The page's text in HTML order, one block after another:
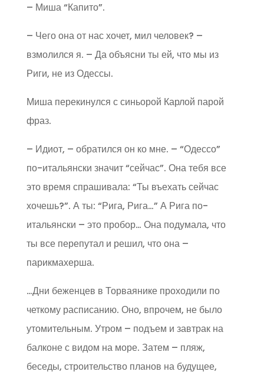
– Миша “Капито”.
– Чего она от нас хочет, мил человек? –
взмолился я. – Да объясни ты ей, что мы из
Риги, не из Одессы.
Миша перекинулся с синьорой Карлой парой
фраз.
– Идиот, – обратился он ко мне. – “Одессо”
по-итальянски значит “сейчас”. Она тебя все
это время спрашивала: “Ты въехать сейчас
хочешь?”. А ты: “Рига, Рига…” А Рига по-
итальянски – это пробор… Она подумала, что
ты все перепутал и решил, что она –
парикмахерша.
…Дни беженцев в Торваянике проходили по
четкому расписанию. Оно, впрочем, не было
утомительным. Утром – подъем и завтрак на
балконе с видом на море. Затем – пляж,
беседы, строительство планов на будущее,